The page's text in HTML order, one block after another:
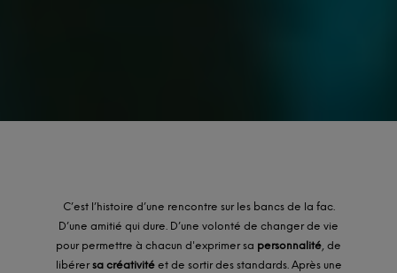
C’est l’histoire d’une rencontre sur les bancs de la fac.
D’une amitié qui dure. D’une volonté de changer de vie
pour permettre à chacun d'exprimer sa personnalité , de
libérersa créativitéet de sortir des standards. Après une